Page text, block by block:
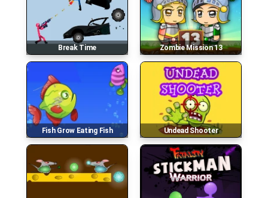
Break Time Zombie Mission 13
Fish Grow Eating Fish Undead Shooter